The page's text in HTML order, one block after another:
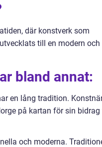
där konstverk som
till en modern och
bland annat:
en lång tradition.
på kartan för sin bidrag
och moderna.